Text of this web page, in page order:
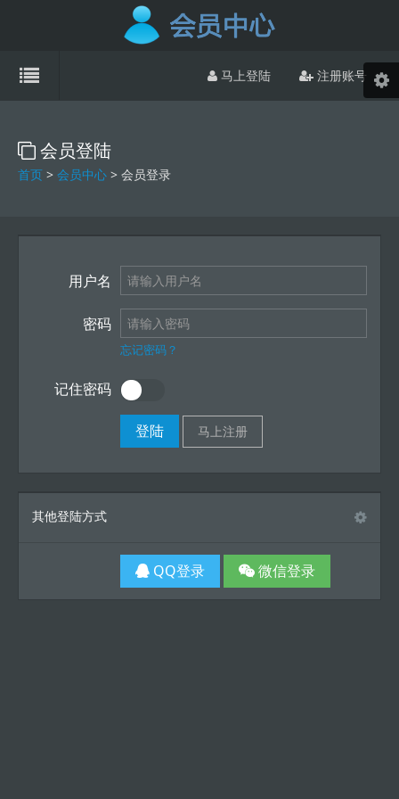
马上登陆 注册账号
会员登陆
首页 > 会员中心 > 会员登录
用户名
密码
忘记密码？
记住密码
其他登陆方式
QQ登录 微信登录